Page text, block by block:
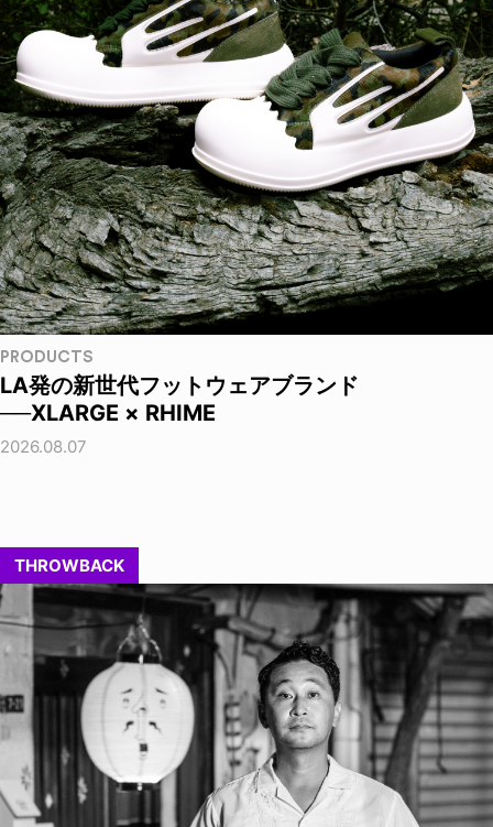
PRODUCTS
LA発の新世代フットウェアブランド
──XLARGE × RHIME
2026.08.07
THROWBACK